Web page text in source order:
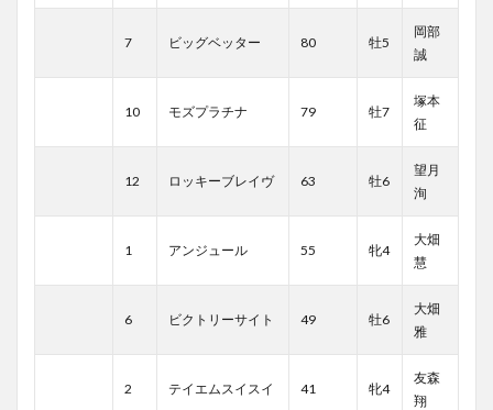
7 ビッグベッター 80 牡5
岡部
誠
10 モズプラチナ 79 牡7
塚本
征
12 ロッキーブレイヴ 63 牡6
望月
洵
1 アンジュール 55 牝4
大畑
慧
6 ビクトリーサイト 49 牡6
大畑
雅
2 テイエムスイスイ 41 牝4
友森
翔